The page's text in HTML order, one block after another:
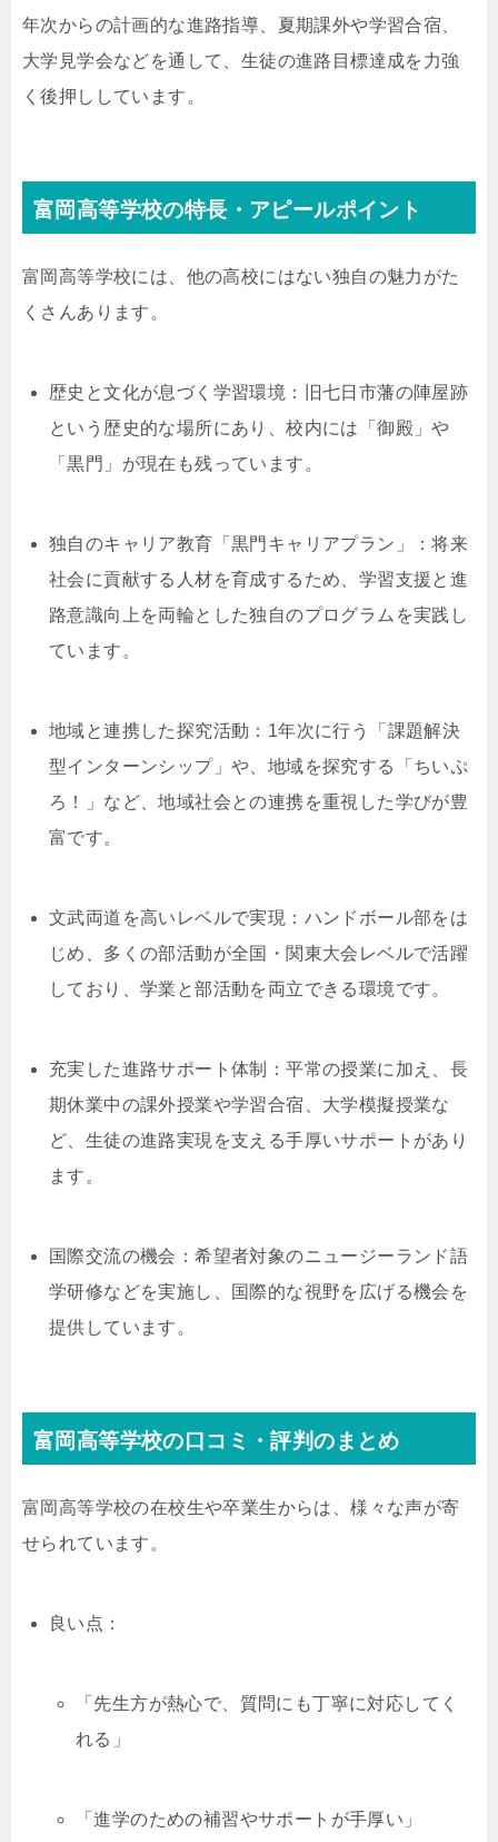
年次からの計画的な進路指導、夏期課外や学習合宿、
大学見学会などを通して、生徒の進路目標達成を力強
く後押ししています。
富岡高等学校の特長・アピールポイント
富岡高等学校には、他の高校にはない独自の魅力がた
くさんあります。
歴史と文化が息づく学習環境：旧七日市藩の陣屋跡
という歴史的な場所にあり、校内には「御殿」や
「黒門」が現在も残っています。
独自のキャリア教育「黒門キャリアプラン」：将来
社会に貢献する人材を育成するため、学習支援と進
路意識向上を両輪とした独自のプログラムを実践し
ています。
地域と連携した探究活動：1年次に行う「課題解決
型インターンシップ」や、地域を探究する「ちいぷ
ろ！」など、地域社会との連携を重視した学びが豊
富です。
文武両道を高いレベルで実現：ハンドボール部をは
じめ、多くの部活動が全国・関東大会レベルで活躍
しており、学業と部活動を両立できる環境です。
充実した進路サポート体制：平常の授業に加え、長
期休業中の課外授業や学習合宿、大学模擬授業な
ど、生徒の進路実現を支える手厚いサポートがあり
ます。
国際交流の機会：希望者対象のニュージーランド語
学研修などを実施し、国際的な視野を広げる機会を
提供しています。
富岡高等学校の口コミ・評判のまとめ
富岡高等学校の在校生や卒業生からは、様々な声が寄
せられています。
良い点：
「先生方が熱心で、質問にも丁寧に対応してく
れる」
「進学のための補習やサポートが手厚い」